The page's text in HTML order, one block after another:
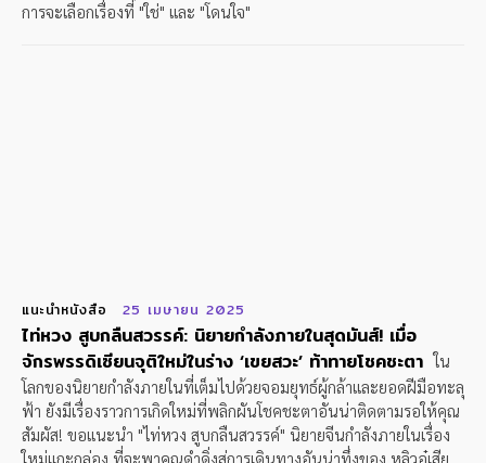
การจะเลือกเรื่องที่ "ใช่" และ "โดนใจ"
แนะนำหนังสือ 25 เมษายน 2025
ไท่หวง สูบกลืนสวรรค์: นิยายกำลังภายในสุดมันส์! เมื่อ
จักรพรรดิเซียนจุติใหม่ในร่าง ‘เขยสวะ’ ท้าทายโชคชะตา ใน
โลกของนิยายกำลังภายในที่เต็มไปด้วยจอมยุทธ์ผู้กล้าและยอดฝีมือทะลุ
ฟ้า ยังมีเรื่องราวการเกิดใหม่ที่พลิกผันโชคชะตาอันน่าติดตามรอให้คุณ
สัมผัส! ขอแนะนำ "ไท่หวง สูบกลืนสวรรค์" นิยายจีนกำลังภายในเรื่อง
ใหม่แกะกล่อง ที่จะพาคุณดำดิ่งสู่การเดินทางอันน่าทึ่งของ หลิวอู๋เสีย